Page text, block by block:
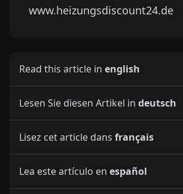
www.heizungsdiscount24.de
Read this article in english
Lesen Sie diesen Artikel in deutsch
Lisez cet article dans français
Lea este artículo en español